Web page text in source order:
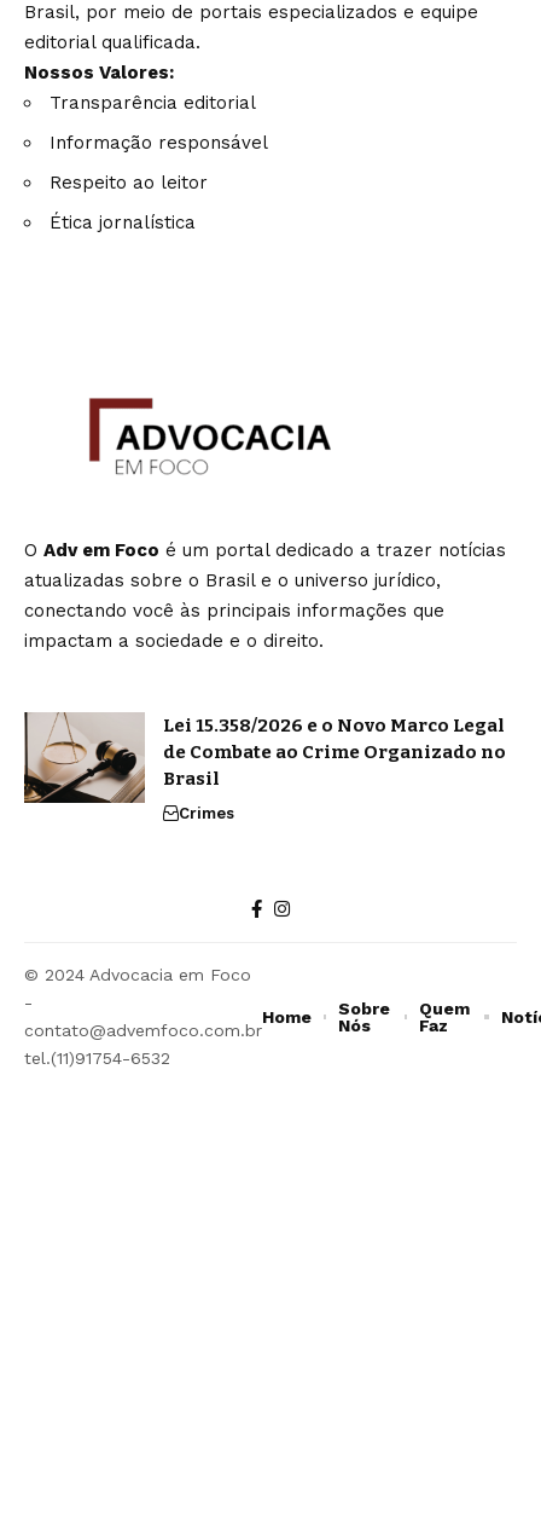
Brasil, por meio de portais especializados e equipe
editorial qualificada.
Nossos Valores:
Transparência editorial
Informação responsável
Respeito ao leitor
Ética jornalística
O Adv em Foco é um portal dedicado a trazer notícias
atualizadas sobre o Brasil e o universo jurídico,
conectando você às principais informações que
impactam a sociedade e o direito.
Lei 15.358/2026 e o Novo Marco Legal
de Combate ao Crime Organizado no
Brasil
Crimes
© 2024 Advocacia em Foco
-
contato@advemfoco.com.br
tel.(11)91754-6532
Home
Sobre
Nós
Quem
Faz